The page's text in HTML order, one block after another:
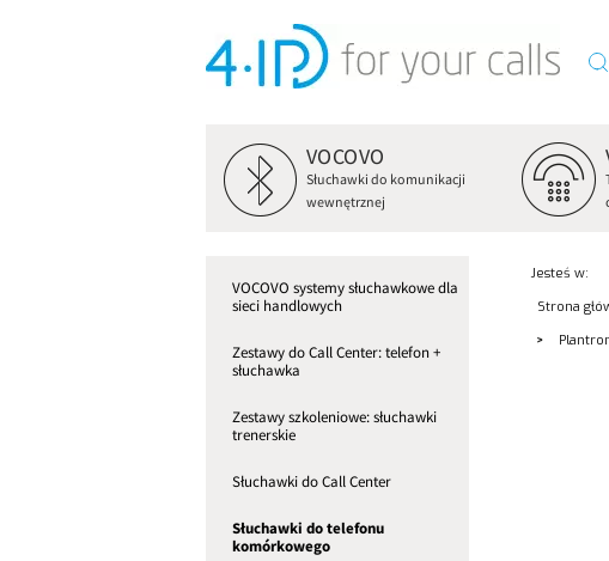
VOCOVO
Słuchawki do komunikacji
wewnętrznej
VOCOVO systemy słuchawkowe dla
sieci handlowych
Zestawy do Call Center: telefon +
słuchawka
Zestawy szkoleniowe: słuchawki
trenerskie
Słuchawki do Call Center
Słuchawki do telefonu
komórkowego
Jesteś w:
Strona